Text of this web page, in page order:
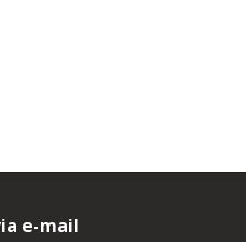
e-mail